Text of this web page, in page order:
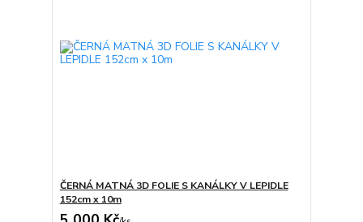
ČERNÁ MATNÁ 3D FOLIE S KANÁLKY V LEPIDLE
152cm x 10m